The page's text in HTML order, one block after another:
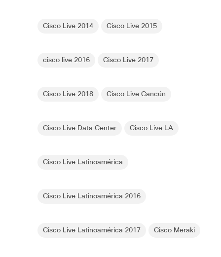
Cisco Live 2014 Cisco Live 2015
cisco live 2016 Cisco Live 2017
Cisco Live 2018 Cisco Live Cancún
Cisco Live Data Center Cisco Live LA
Cisco Live Latinoamérica
Cisco Live Latinoamérica 2016
Cisco Live Latinoamérica 2017 Cisco Meraki